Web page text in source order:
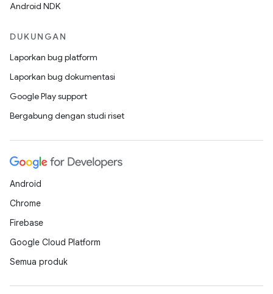
Android NDK
DUKUNGAN
Laporkan bug platform
Laporkan bug dokumentasi
Google Play support
Bergabung dengan studi riset
Android
Chrome
Firebase
Google Cloud Platform
Semua produk